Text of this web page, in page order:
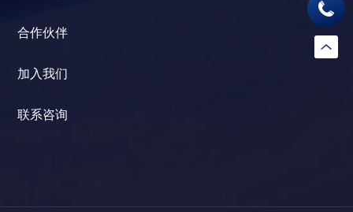
合作伙伴
加入我们
联系咨询